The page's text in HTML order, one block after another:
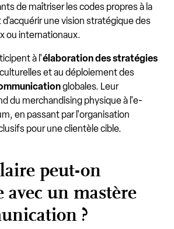
de maîtriser les codes propres à la
une vision stratégique des
ou internationaux.
à l'élaboration des stratégies
et au déploiement des
globales. Leur
du merchandising physique à l'e-
en passant par l'organisation
pour une clientèle cible.
peut-on
avec un mastère
?